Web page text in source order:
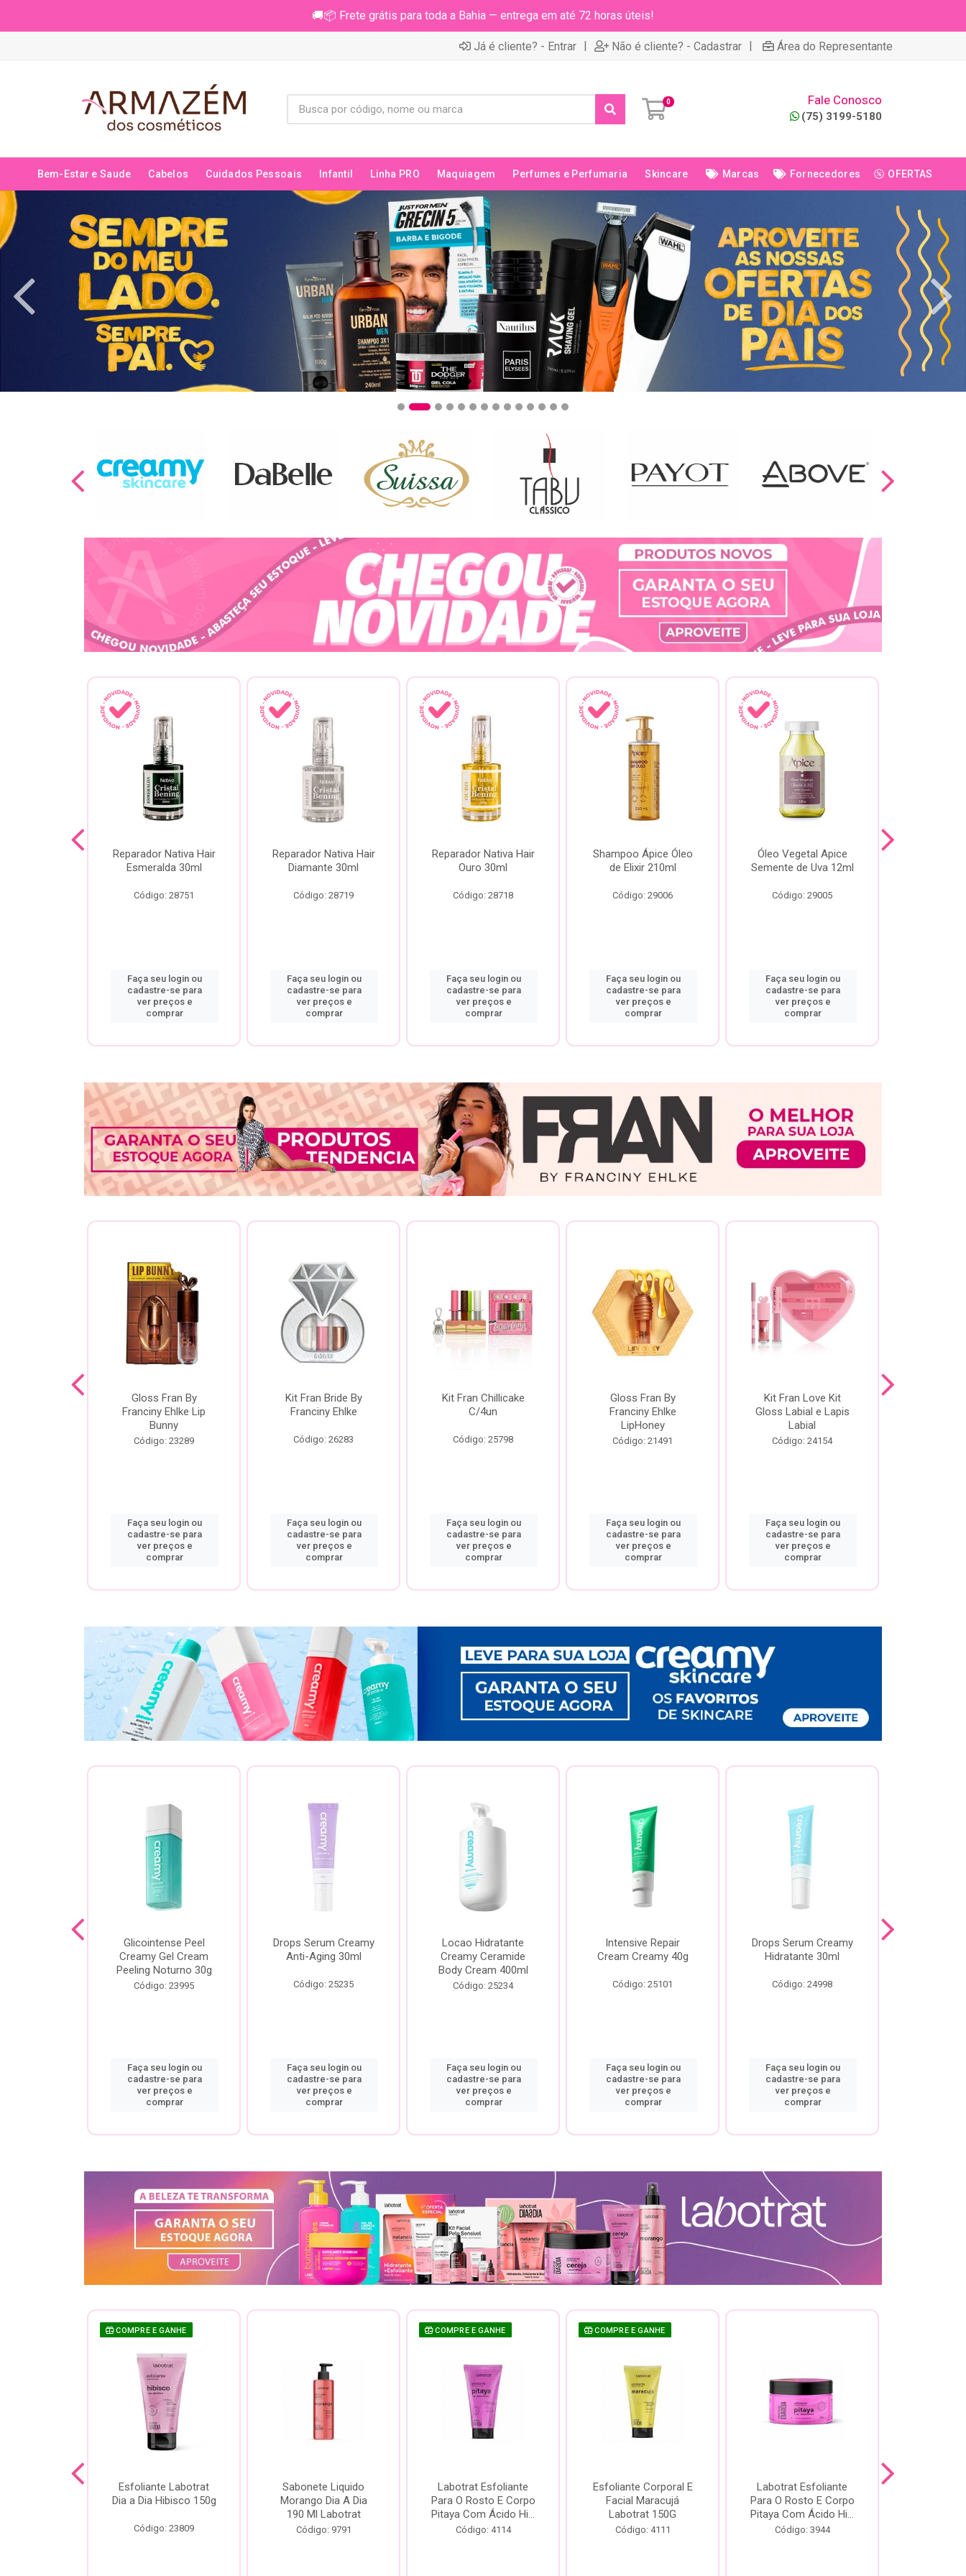
🚚📦 Frete grátis para toda a Bahia — entrega em até 72 horas úteis!
Já é cliente? - Entrar | Não é cliente? - Cadastrar | Área do Representante
0 Fale Conosco
(75) 3199-5180
Bem-Estar e Saude Cabelos Cuidados Pessoais Infantil Linha PRO Maquiagem Perfumes e Perfumaria Skincare Marcas Fornecedores OFERTAS
Reparador Nativa Hair
Esmeralda 30ml
Código: 28751
Faça seu login ou
cadastre-se para
ver preços e
comprar
Reparador Nativa Hair
Diamante 30ml
Código: 28719
Faça seu login ou
cadastre-se para
ver preços e
comprar
Reparador Nativa Hair
Ouro 30ml
Código: 28718
Faça seu login ou
cadastre-se para
ver preços e
comprar
Shampoo Ápice Óleo
de Elixir 210ml
Código: 29006
Faça seu login ou
cadastre-se para
ver preços e
comprar
Óleo Vegetal Apice
Semente de Uva 12ml
Código: 29005
Faça seu login ou
cadastre-se para
ver preços e
comprar
Gloss Fran By
Franciny Ehlke Lip
Bunny
Código: 23289
Faça seu login ou
cadastre-se para
ver preços e
comprar
Kit Fran Bride By
Franciny Ehlke
Código: 26283
Faça seu login ou
cadastre-se para
ver preços e
comprar
Kit Fran Chillicake
C/4un
Código: 25798
Faça seu login ou
cadastre-se para
ver preços e
comprar
Gloss Fran By
Franciny Ehlke
LipHoney
Código: 21491
Faça seu login ou
cadastre-se para
ver preços e
comprar
Kit Fran Love Kit
Gloss Labial e Lapis
Labial
Código: 24154
Faça seu login ou
cadastre-se para
ver preços e
comprar
Glicointense Peel
Creamy Gel Cream
Peeling Noturno 30g
Código: 23995
Faça seu login ou
cadastre-se para
ver preços e
comprar
Drops Serum Creamy
Anti-Aging 30ml
Código: 25235
Faça seu login ou
cadastre-se para
ver preços e
comprar
Locao Hidratante
Creamy Ceramide
Body Cream 400ml
Código: 25234
Faça seu login ou
cadastre-se para
ver preços e
comprar
Intensive Repair
Cream Creamy 40g
Código: 25101
Faça seu login ou
cadastre-se para
ver preços e
comprar
Drops Serum Creamy
Hidratante 30ml
Código: 24998
Faça seu login ou
cadastre-se para
ver preços e
comprar
COMPRE E GANHE
Esfoliante Labotrat
Dia a Dia Hibisco 150g
Código: 23809
Sabonete Liquido
Morango Dia A Dia
190 Ml Labotrat
Código: 9791
COMPRE E GANHE
Labotrat Esfoliante
Para O Rosto E Corpo
Pitaya Com Ácido Hi...
Código: 4114
COMPRE E GANHE
Esfoliante Corporal E
Facial Maracujá
Labotrat 150G
Código: 4111
Labotrat Esfoliante
Para O Rosto E Corpo
Pitaya Com Ácido Hi...
Código: 3944